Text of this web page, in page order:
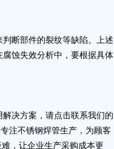
断部件的裂纹等缺陷。上述
蚀失效分析中，要根据具体
决方案，请点击联系我们的
注不锈钢焊管生产，为顾客
，让企业生产采购成本更